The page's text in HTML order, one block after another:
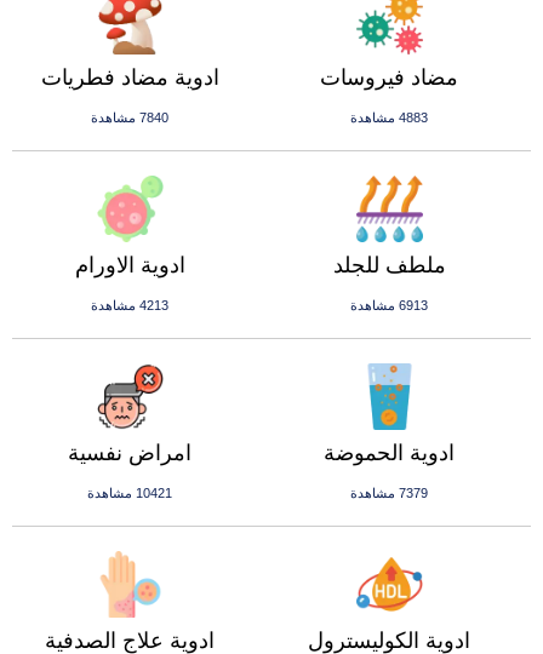
ادوية مضاد فطريات
7840 مشاهدة
مضاد فيروسات
4883 مشاهدة
ادوية الاورام
4213 مشاهدة
ملطف للجلد
6913 مشاهدة
امراض نفسية
10421 مشاهدة
ادوية الحموضة
7379 مشاهدة
ادوية علاج الصدفية ادوية الكوليسترول